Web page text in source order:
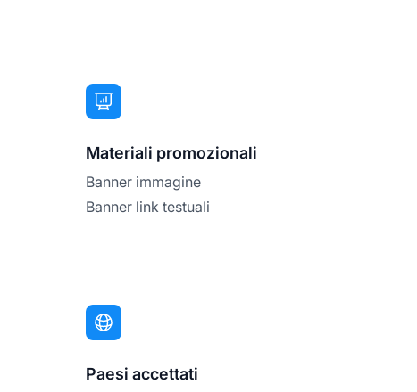
Materiali promozionali
Banner immagine
Banner link testuali
Paesi accettati